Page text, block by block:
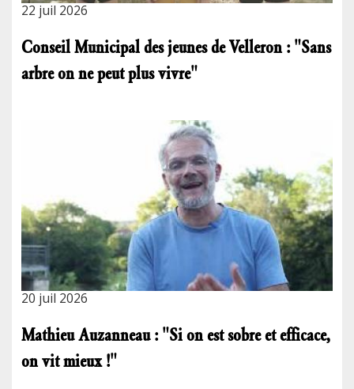
22 juil 2026
Conseil Municipal des jeunes de Velleron : "Sans
arbre on ne peut plus vivre"
20 juil 2026
Mathieu Auzanneau : "Si on est sobre et efficace,
on vit mieux !"